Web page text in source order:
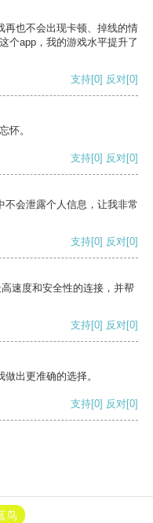
再也不会出现卡顿、掉线的情
个app，我的游戏水平提升了
支持[0] 反对[0]
怀。
支持[0] 反对[0]
不会泄露个人信息，让我非常
支持[0] 反对[0]
速度和安全性的连接，并帮
支持[0] 反对[0]
出更准确的选择。
支持[0] 反对[0]
鸟